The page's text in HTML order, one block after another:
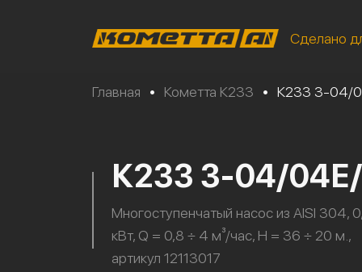
Сделано
Главная • Кометта К233 • К233 3-04/
К233 3-04/
Многоступенчатый насос из AISI 304,
кВт, Q = 0,8 ÷ 4 м³/час, H = 36 ÷ 20 м.,
артикул 12113017